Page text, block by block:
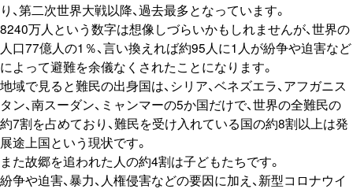
り、第二次世界大戦以降、過去最多となっています。
8240万人という数字は想像しづらいかもしれませんが、世界の
人口77億人の1％、言い換えれば約95人に1人が紛争や迫害など
によって避難を余儀なくされたことになります。
地域で見ると難民の出身国は、シリア、ベネズエラ、アフガニス
タン、南スーダン、ミャンマーの5か国だけで、世界の全難民の
約7割を占めており、難民を受け入れている国の約8割以上は発
展途上国という現状です。
また故郷を追われた人の約4割は子どもたちです。
紛争や迫害、暴力、人権侵害などの要因に加え、新型コロナウイ